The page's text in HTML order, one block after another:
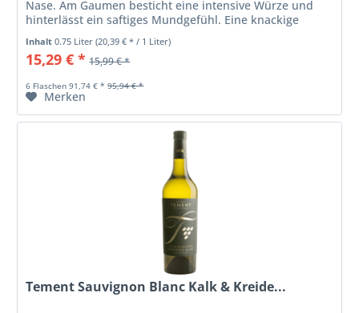
Nase. Am Gaumen besticht eine intensive Würze und
hinterlässt ein saftiges Mundgefühl. Eine knackige
Säure im Abgang sorgt für einen...
Inhalt0.75 Liter(20,39 € * / 1 Liter)
15,29 € * 15,99 € *
6 Flaschen 91,74 € * 95,94 € *
Merken
Tement Sauvignon Blanc Kalk & Kreide...